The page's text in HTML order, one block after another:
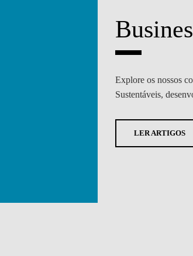
Explore os nossos
Sustentáveis,
LER ARTIGOS